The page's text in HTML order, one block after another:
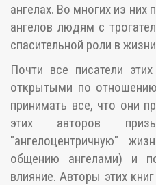
ангелах. Во многих из них
ангелов людям с
спасительной роли в
Почти все писатели
открытыми по
принимать все, что они
этих авторов
"ангелоцентричную"
общению ангелами) и
влияние. Авторы этих